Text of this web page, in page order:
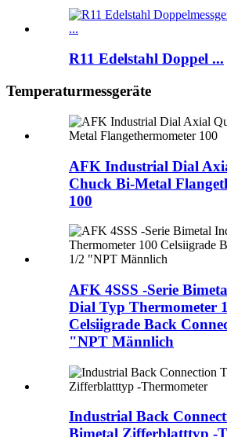
R11 Edelstahl Doppel ...
Temperaturmessgeräte
AFK Industrial Dial
Chuck Bi-Metal
100
AFK 4SSS -Serie
Dial Typ Thermometer
Celsiigrade Back
"NPT Männlich
Industrial Back